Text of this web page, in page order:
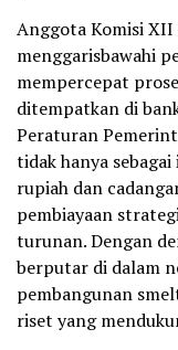
Anggota Komisi XII
menggarisbawahi
mempercepat
ditempatkan di
Peraturan
tidak hanya
rupiah dan
pembiayaan
turunan. Dengan
berputar di dalam
pembangunan
riset yang